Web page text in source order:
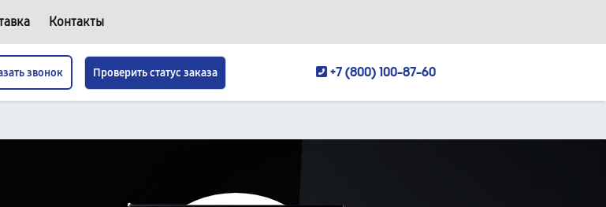
Контакты
звонок Проверить статус заказа +7 (800) 100-87-60